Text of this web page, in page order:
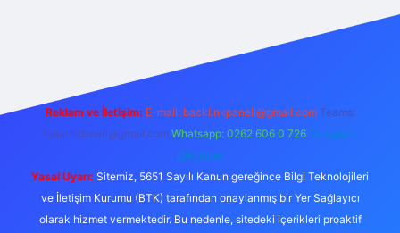
Reklam ve İletişim: E-mail: backlinkpaneli@gmail.com Teams:
forumhizmeti@gmail.com Whatsapp: 0262 606 0 726 Telegram:
@karabul
Yasal Uyarı: Sitemiz, 5651 Sayılı Kanun gereğince Bilgi Teknolojileri
ve İletişim Kurumu (BTK) tarafından onaylanmış bir Yer Sağlayıcı
olarak hizmet vermektedir. Bu nedenle, sitedeki içerikleri proaktif